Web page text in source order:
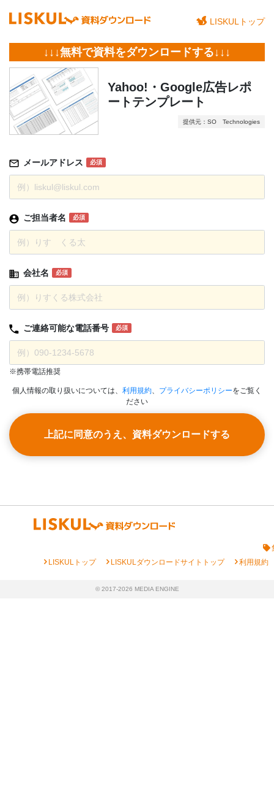
LISKULトップ
↓↓↓無料で資料をダウンロードする↓↓↓
Yahoo!・Google広告レポ
ートテンプレート
提供元：SO Technologies
メールアドレス 必須
ご担当者名 必須
会社名 必須
ご連絡可能な電話番号 必須
※携帯電話推奨
個人情報の取り扱いについては、 利用規約、 プライバシーポリシーをご覧く
ださい
上記に同意のうえ、資料ダウンロードする
chevron_rightLISKULトップ chevron_rightLISKULダウンロードサイトトップ chevron_right利用規約
© 2017-2026 MEDIA ENGINE